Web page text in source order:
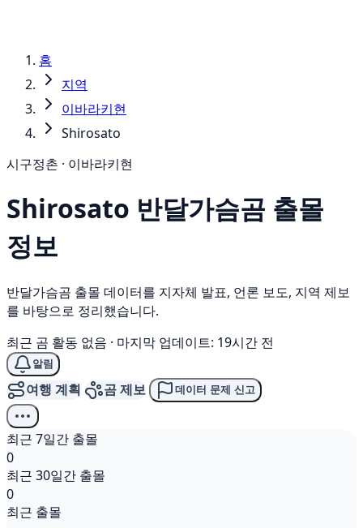
홈
지역
이바라키현
Shirosato
시구정촌 · 이바라키현
Shirosato 반달가슴곰 출몰
정보
반달가슴곰 출몰 데이터를 지자체 발표, 언론 보도, 지역 제보
를 바탕으로 정리했습니다.
최근 곰 활동 없음 · 마지막 업데이트: 19시간 전
알림
여행 계획 곰 제보 데이터 문제 신고
최근 7일간 출몰
0
최근 30일간 출몰
0
최근 출몰